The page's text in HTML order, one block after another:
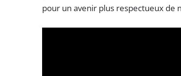
pour un avenir plus respectueux de